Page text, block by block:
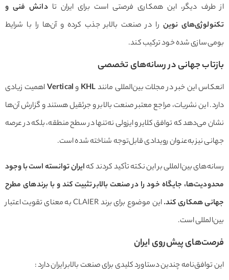
دیگر، این همکاری فرصتی است برای ایران تادانش فنی و
نوین را در صنعت بالابر جذب کرده و آن‌ها را با شرایط
شده خود ترکیب کند.
جهانی در رسانه‌های تخصصی
این خبر در مجلات بین‌المللی مانندKHLوVerticalاهمیت زیادی
این نشریات، مراجع معتبر صنعت بالابر و جرثقیل هستند و گزارش آن‌ها
می‌دهد که توافق کلایر و ایزولی نه‌تنها در سطح منطقه، بلکه در عرصه
نیز به‌عنوان رویدادی قابل‌توجه شناخته شده است.
بین‌المللی بر این نکته تأکید کردند کهایران توانسته است با وجود
جایگاه خود را در صنعت بالابر تثبیت کند و با برندهای مطرح
همکاری کند.
این موضوع برای برند CLAIER به معنای تقویت اعتبار
است.
پیش‌روی ایران
چندین دستاورد کلیدی برای صنعت بالابر ایران دارد :